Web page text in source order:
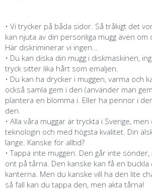
• Vi trycker på båda sidor. Så tråkigt det
kan njuta av din personliga mugg även om
Här diskriminerar vi ingen...
• Du kan diska din mugg i diskmaskinen,
tryck sitter lika hårt som emaljen.
• Du kan ha drycker i muggen, varma och
också samla gem i den (använder man
plantera en blomma i. Eller ha pennor i
den.
• Alla våra muggar är tryckta i Sverige,
teknologin och med högsta kvalitet. Din
länge. Kanske för alltid?
• Tappa inte muggen. Den går inte
ont på tårna. Den kanske kan få en buckla
kanterna. Men du kanske vill ha den lite
så fall kan du tappa den, men akta tårna!